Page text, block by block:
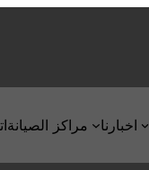
مراكز الصيانة اخبارنا